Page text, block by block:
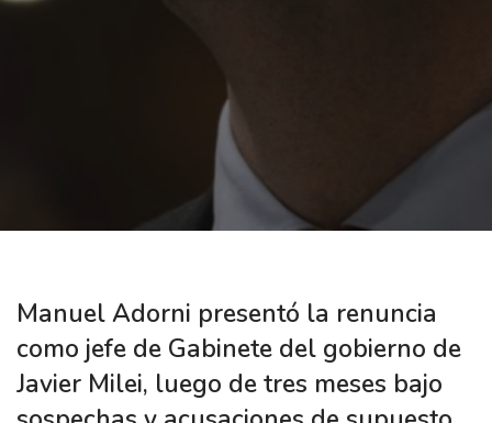
Manuel Adorni presentó la renuncia
como jefe de Gabinete del gobierno de
Javier Milei, luego de tres meses bajo